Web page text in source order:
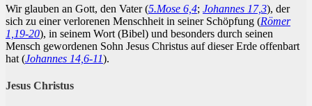
Wir glauben an Gott, den Vater (5.Mose 6,4; Johannes 17,3), der
sich zu einer verlorenen Menschheit in seiner Schöpfung (Römer
1,19-20), in seinem Wort (Bibel) und besonders durch seinen
Mensch gewordenen Sohn Jesus Christus auf dieser Erde offenbart
hat (Johannes 14,6-11).
Jesus Christus